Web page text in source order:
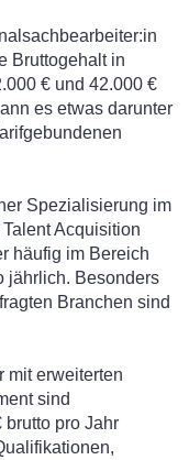
Bruttogehalt in
€ und 42.000 €
es etwas darunter
Spezialisierung im
Acquisition
häufig im Bereich
jährlich. Besonders
Branchen sind
mit erweiterten
sind
pro Jahr